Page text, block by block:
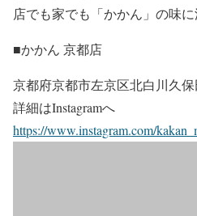
店でも家でも「かかん」の味に
■かかん 京都店
京都府京都市左京区北白川久保
詳細はInstagramへ
https://www.instagram.com/